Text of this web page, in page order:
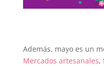
Además, mayo es un
Mercados artesanales,